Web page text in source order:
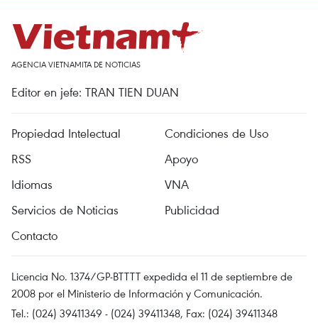
AGENCIA VIETNAMITA DE NOTICIAS
Editor en jefe: TRAN TIEN DUAN
Propiedad Intelectual
Condiciones de Uso
RSS
Apoyo
Idiomas
VNA
Servicios de Noticias
Publicidad
Contacto
Licencia No. 1374/GP-BTTTT expedida el 11 de septiembre de
2008 por el Ministerio de Información y Comunicación.
Tel.: (024) 39411349 - (024) 39411348, Fax: (024) 39411348